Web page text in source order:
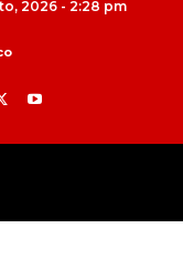
2026 - 2:28 pm
98.9 FM |